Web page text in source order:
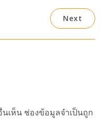
Next
เห็น ช่องข้อมูลจำเป็นถูก